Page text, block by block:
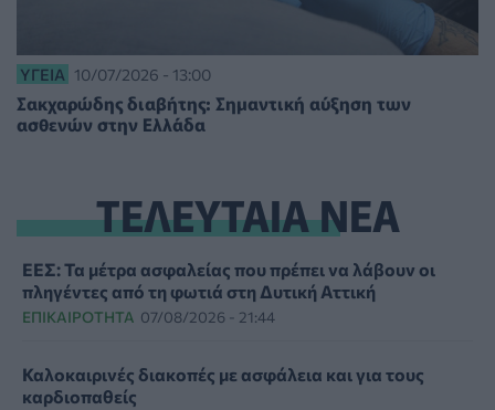
ΥΓΕΊΑ 10/07/2026 - 13:00
Σακχαρώδης διαβήτης: Σημαντική αύξηση των
ασθενών στην Ελλάδα
ΤΕΛΕΥΤΑΙΑ ΝΕΑ
ΕΕΣ: Τα μέτρα ασφαλείας που πρέπει να λάβουν οι
πληγέντες από τη φωτιά στη Δυτική Αττική
ΕΠΙΚΑΙΡΌΤΗΤΑ 07/08/2026 - 21:44
Καλοκαιρινές διακοπές με ασφάλεια και για τους
καρδιοπαθείς